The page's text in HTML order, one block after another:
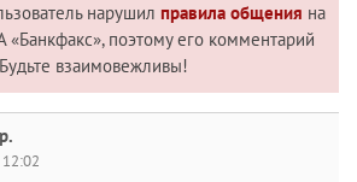
нарушил правила общения на
«Банкфакс», поэтому его комментарий
взаимовежливы!